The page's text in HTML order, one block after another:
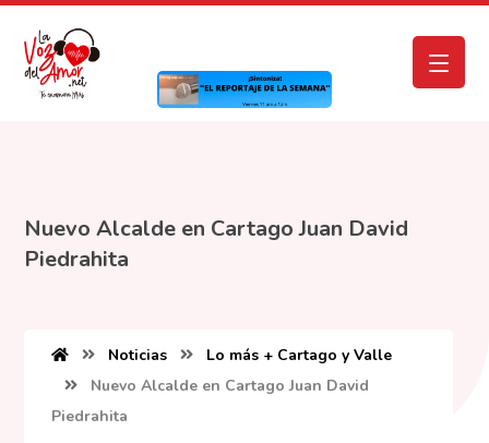
Nuevo Alcalde en Cartago Juan David
Piedrahita
Noticias
Lo más + Cartago y Valle
Nuevo Alcalde en Cartago Juan David
Piedrahita